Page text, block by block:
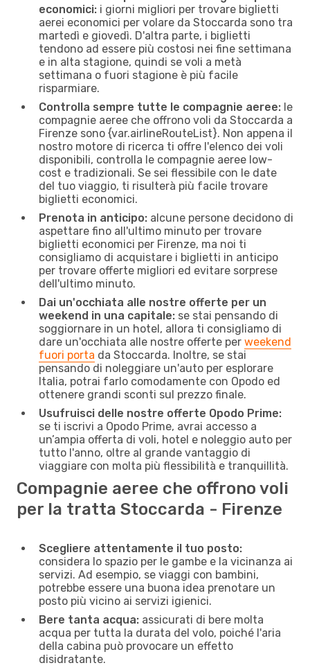
economici: i giorni migliori per trovare biglietti
aerei economici per volare da Stoccarda sono tra
martedì e giovedì. D'altra parte, i biglietti
tendono ad essere più costosi nei fine settimana
e in alta stagione, quindi se voli a metà
settimana o fuori stagione è più facile
risparmiare.
Controlla sempre tutte le compagnie aeree: le
compagnie aeree che offrono voli da Stoccarda a
Firenze sono {​var.airlineRouteList}. Non appena il
nostro motore di ricerca ti offre l'elenco dei voli
disponibili, controlla le compagnie aeree low-
cost e tradizionali. Se sei flessibile con le date
del tuo viaggio, ti risulterà più facile trovare
biglietti economici.
Prenota in anticipo: alcune persone decidono di
aspettare fino all'ultimo minuto per trovare
biglietti economici per Firenze, ma noi ti
consigliamo di acquistare i biglietti in anticipo
per trovare offerte migliori ed evitare sorprese
dell'ultimo minuto.
Dai un'occhiata alle nostre offerte per un
weekend in una capitale: se stai pensando di
soggiornare in un hotel, allora ti consigliamo di
dare un'occhiata alle nostre offerte per weekend
fuori porta da Stoccarda. Inoltre, se stai
pensando di noleggiare un'auto per esplorare
Italia, potrai farlo comodamente con Opodo ed
ottenere grandi sconti sul prezzo finale.
Usufruisci delle nostre offerte Opodo Prime:
se ti iscrivi a Opodo Prime, avrai accesso a
un’ampia offerta di voli, hotel e noleggio auto per
tutto l'anno, oltre al grande vantaggio di
viaggiare con molta più flessibilità e tranquillità.
Compagnie aeree che offrono voli
per la tratta Stoccarda - Firenze
Scegliere attentamente il tuo posto:
considera lo spazio per le gambe e la vicinanza ai
servizi. Ad esempio, se viaggi con bambini,
potrebbe essere una buona idea prenotare un
posto più vicino ai servizi igienici.
Bere tanta acqua: assicurati di bere molta
acqua per tutta la durata del volo, poiché l'aria
della cabina può provocare un effetto
disidratante.